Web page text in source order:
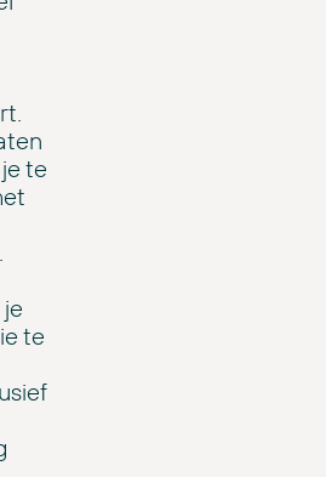
te
te